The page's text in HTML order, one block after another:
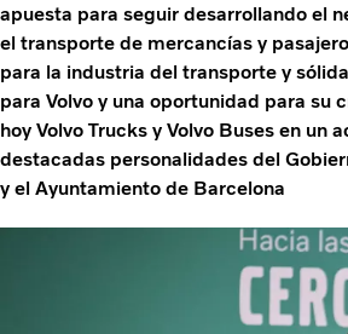
apuesta para seguir desarrollando el
el transporte de mercancías y
para la industria del transporte y
para Volvo y una oportunidad para su
hoy Volvo Trucks y Volvo Buses en
destacadas personalidades del
y el Ayuntamiento de Barcelona